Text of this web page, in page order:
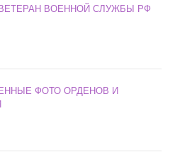
ВОЕННОЙ СЛУЖБЫ РФ
ФОТО ОРДЕНОВ И